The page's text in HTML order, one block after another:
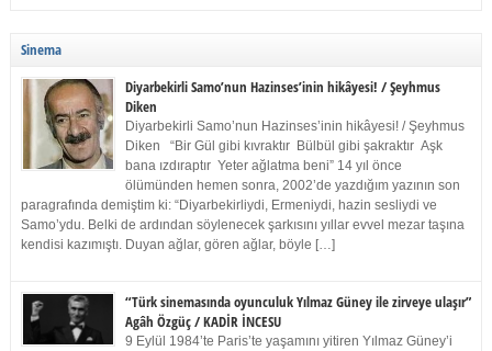
Sinema
Diyarbekirli Samo’nun Hazinses’inin hikâyesi! / Şeyhmus
Diken
Diyarbekirli Samo’nun Hazinses’inin hikâyesi! / Şeyhmus
Diken “Bir Gül gibi kıvraktır Bülbül gibi şakraktır Aşk
bana ızdıraptır Yeter ağlatma beni” 14 yıl önce
ölümünden hemen sonra, 2002’de yazdığım yazının son
paragrafında demiştim ki: “Diyarbekirliydi, Ermeniydi, hazin sesliydi ve
Samo’ydu. Belki de ardından söylenecek şarkısını yıllar evvel mezar taşına
kendisi kazımıştı. Duyan ağlar, gören ağlar, böyle […]
“Türk sinemasında oyunculuk Yılmaz Güney ile zirveye ulaşır”
Agâh Özgüç / KADİR İNCESU
9 Eylül 1984’te Paris’te yaşamını yitiren Yılmaz Güney’i